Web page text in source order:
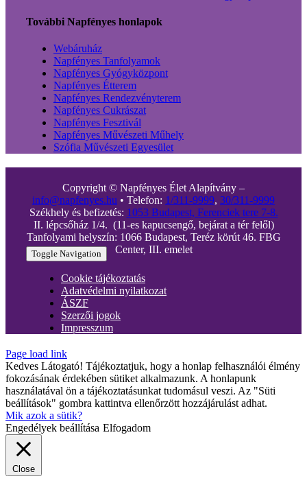
További Napfényes honlapok
Webáruház
Napfényes Tanfolyamok
Napfényes Gyógyközpont
Napfényes Étterem
Napfényes Rendezvényterem
Napfényes Cukrászat
Napfényes Fesztivál
Napfényes Művészeti Műhely
Szófia Művészeti Egyesület
Copyright © Napfényes Élet Alapítvány –
info@napfenyes.hu • Telefon: 1/311-9999, 30/311-9999
Székhely és befizetés: 1053 Budapest, Ferenciek tere 7-8.
II. lépcsőház 1/4. (11-es kapucsengő, bejárat a tér felől)
Tanfolyami helyszín: 1066 Budapest, Teréz körút 46. FBG
Center, III. emelet
Toggle Navigation
Cookie tájékoztatás
Adatvédelmi nyilatkozat
ÁSZF
Szerzői jogok
Impresszum
Page load link
Kedves Látogató! Tájékoztatjuk, hogy a honlap felhasználói élmény
fokozásának érdekében sütiket alkalmazunk. A honlapunk
használatával ön a tájékoztatásunkat tudomásul veszi. Az "Süti
beállítások" gombra kattintva ellenőrzött hozzájárulást adhat.
Mik azok a sütik?
Engedélyek beállítása Elfogadom
Close